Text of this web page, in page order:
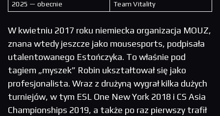
2025 — obecnie Team Vitality
W kwietniu 2017 roku niemiecka organizacja MOUZ,
znana wtedy jeszcze jako mousesports, podpisała
utalentowanego Estończyka. To właśnie pod
tagiem „myszek” Robin ukształtował się jako
profesjonalista. Wraz z drużyną wygrał kilka dużych
turniejów, w tym ESL One New York 2018 i CS Asia
Championships 2019, a także po raz pierwszy trafił